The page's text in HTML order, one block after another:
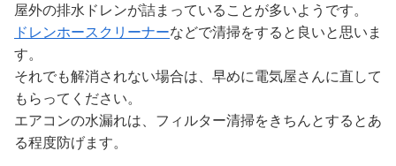
屋外の排水ドレンが詰まっていることが多いようです。
ドレンホースクリーナーなどで清掃をすると良いと思いま
す。
それでも解消されない場合は、早めに電気屋さんに直して
もらってください。
エアコンの水漏れは、フィルター清掃をきちんとするとあ
る程度防げます。